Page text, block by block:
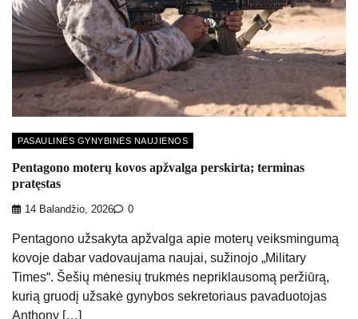
PASAULINĖS GYNYBINĖS NAUJIENOS
Pentagono moterų kovos apžvalga perskirta; terminas
pratęstas
14 Balandžio, 2026 0
Pentagono užsakyta apžvalga apie moterų veiksmingumą
kovoje dabar vadovaujama naujai, sužinojo „Military
Times“. Šešių mėnesių trukmės nepriklausomą peržiūrą,
kurią gruodį užsakė gynybos sekretoriaus pavaduotojas
Anthony […]